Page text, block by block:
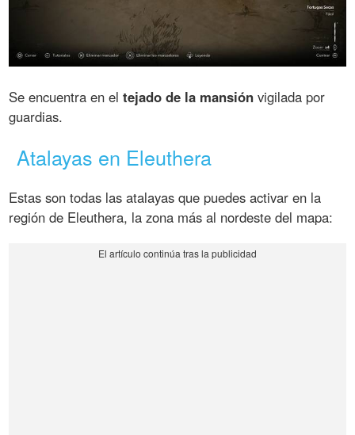
Se encuentra en eltejado de la mansión vigilada por
guardias.
Atalayas en Eleuthera
Estas son todas las atalayas que puedes activar en la
región de Eleuthera, la zona más al nordeste del mapa: